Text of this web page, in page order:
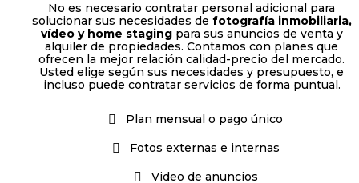
No es necesario contratar personal adicional para
solucionar sus necesidades de fotografía inmobiliaria,
vídeo y home stagingpara sus anuncios de venta y
alquiler de propiedades. Contamos con planes que
ofrecen la mejor relación calidad-precio del mercado.
Usted elige según sus necesidades y presupuesto, e
incluso puede contratar servicios de forma puntual.
Plan mensual o pago único
Fotos externas e internas
Video de anuncios